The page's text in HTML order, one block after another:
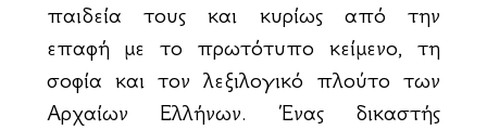
παιδεία τους και κυρίως από την
επαφή με το πρωτότυπο κείμενο, τη
σοφία και τον λεξιλογικό πλούτο των
Αρχαίων Ελλήνων. Ένας δικαστής